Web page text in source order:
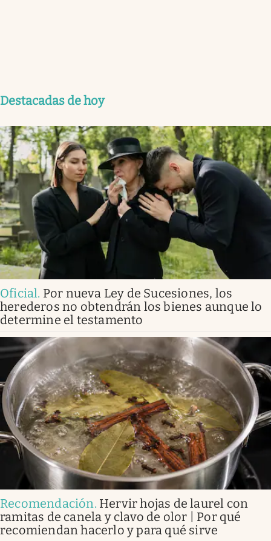
Destacadas de hoy
Oficial. Por nueva Ley de Sucesiones, los
herederos no obtendrán los bienes aunque lo
determine el testamento
Recomendación. Hervir hojas de laurel con
ramitas de canela y clavo de olor | Por qué
recomiendan hacerlo y para qué sirve